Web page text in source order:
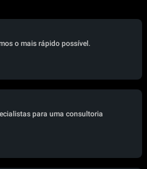
o mais rápido possível.
para uma consultoria